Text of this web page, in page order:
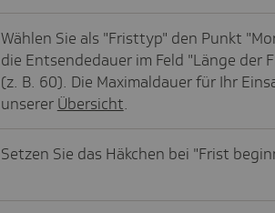
Wählen Sie als "Fristtyp" den Punkt
die Entsendedauer im Feld "Länge der
(z. B. 60). Die Maximaldauer für Ihr
unserer Übersicht.
Setzen Sie das Häkchen bei "Frist